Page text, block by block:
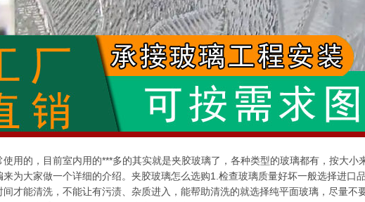
用的，目前室内用的***多的其实就是夹胶玻璃了，各种类型的玻璃都有，按大
为大家做一个详细的介绍。夹胶玻璃怎么选购1.检查玻璃质量好坏一般选择进口
才能清洗，不能让有污渍、杂质进入，能帮助清洗的就选择纯平面玻璃，尽量不